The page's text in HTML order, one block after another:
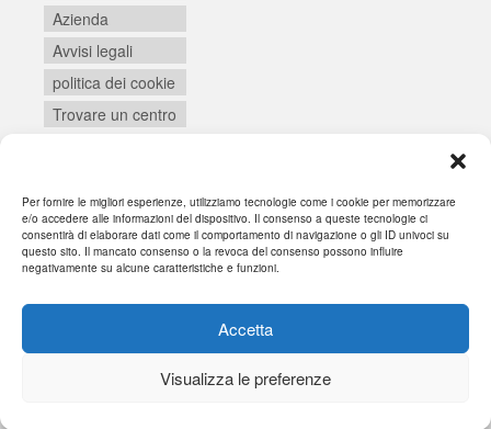
Per fornire le migliori esperienze, utilizziamo tecnologie come i cookie per memorizzare
e/o accedere alle informazioni del dispositivo. Il consenso a queste tecnologie ci
consentirà di elaborare dati come il comportamento di navigazione o gli ID univoci su
questo sito. Il mancato consenso o la revoca del consenso possono influire
negativamente su alcune caratteristiche e funzioni.
Accetta
Visualizza le preferenze
Azienda
Avvisi legali
politica dei cookie
Trovare un centro
Login
Kadence WP